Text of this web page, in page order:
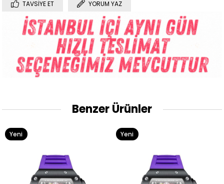
TAVSIYE ET YORUM YAZ
Benzer Ürünler
Yeni
Yeni